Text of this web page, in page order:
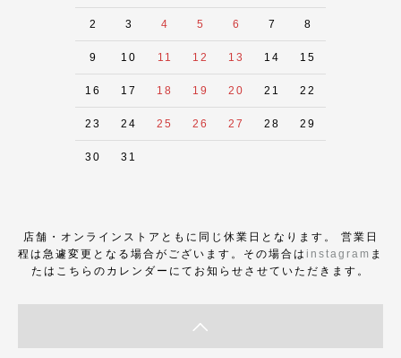
2 3 4 5 6 7 8
9 10 11 12 13 14 15
16 17 18 19 20 21 22
23 24 25 26 27 28 29
30 31
店舗・オンラインストアともに同じ休業日となります。 営業日
程は急遽変更となる場合がございます。その場合は instagram ま
たはこちらのカレンダーにてお知らせさせていただきます。